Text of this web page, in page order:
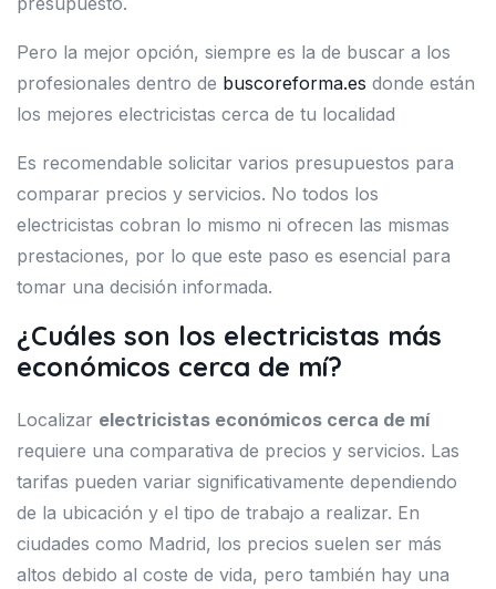
Pero la mejor opción, siempre es la de buscar a los
profesionales dentro de buscoreforma.es donde están
los mejores electricistas cerca de tu localidad
Es recomendable solicitar varios presupuestos para
comparar precios y servicios. No todos los
electricistas cobran lo mismo ni ofrecen las mismas
prestaciones, por lo que este paso es esencial para
tomar una decisión informada.
¿Cuáles son los electricistas más
económicos cerca de mí?
Localizar electricistas económicos cerca de mí
requiere una comparativa de precios y servicios. Las
tarifas pueden variar significativamente dependiendo
de la ubicación y el tipo de trabajo a realizar. En
ciudades como Madrid, los precios suelen ser más
altos debido al coste de vida, pero también hay una